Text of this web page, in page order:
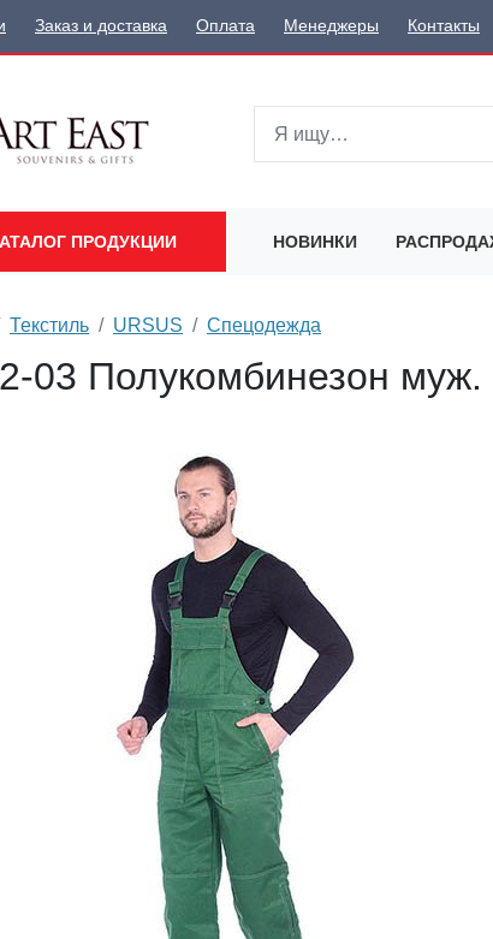
Заказ и доставка Оплата Менеджеры Контакты
ПРОДУКЦИИ НОВИНКИ
Текстиль URSUS Спецодежда
03 Полукомбинезон